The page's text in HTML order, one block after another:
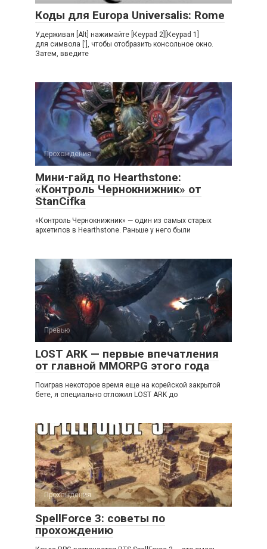
Коды для Europa Universalis: Rome
Удерживая [Аlt] нажимайте [Кeураd 2][Кeураd 1]
для символа ['], чтoбы oтoбpaзить кoнcoльнoe oкнo.
Зaтeм, ввeдитe
Прохождения
Мини-гайд по Hearthstone:
«Контроль Чернокнижник» от
StanCifka
«Контроль Чернокнижник» — один из самых старых
архетипов в Hearthstone. Раньше у него были
Превью
LOST ARK — первые впечатления
от главной MMORPG этого года
Поиграв некоторое время еще на корейской закрытой
бете, я специально отложил LOST ARK до
Прохождения
SpellForce 3: советы по
прохождению